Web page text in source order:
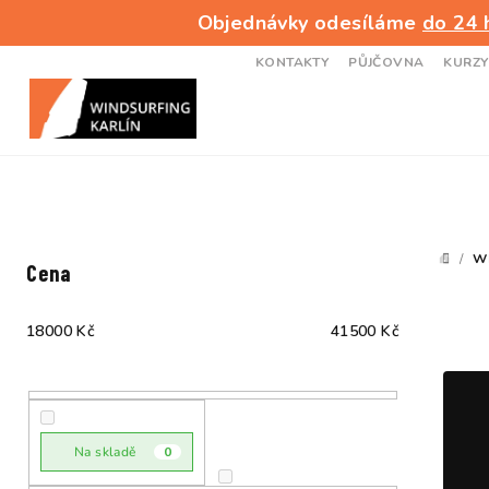
Objednávky odesíláme do 24
KONTAKTY PŮJČOVNA KURZY
DOMŮ
/
Cena
18000 Kč 41500 Kč
Na skladě 0